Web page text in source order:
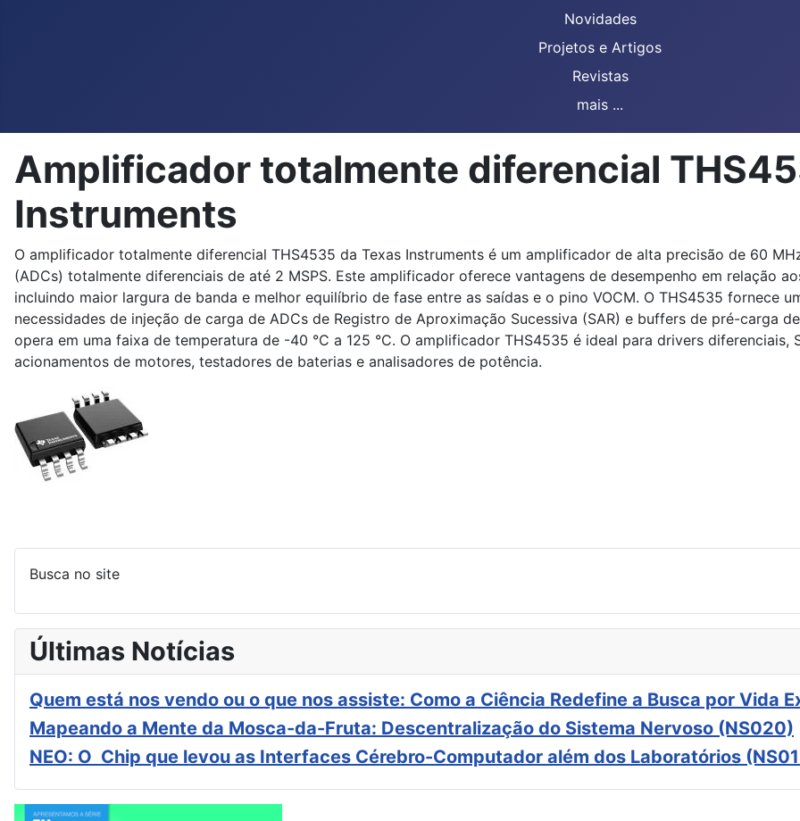
Novidades
Projetos e Artigos
Revistas
mais ...
Amplificador totalmente diferencial
Instruments
O amplificador totalmente diferencial THS4535 da Texas Instruments é um amplificador de alta precisão de 60
(ADCs) totalmente diferenciais de até 2 MSPS. Este amplificador oferece vantagens de desempenho em relação
incluindo maior largura de banda e melhor equilíbrio de fase entre as saídas e o pino VOCM. O THS4535 fornece
necessidades de injeção de carga de ADCs de Registro de Aproximação Sucessiva (SAR) e buffers de pré-carga
opera em uma faixa de temperatura de -40 °C a 125 °C. O amplificador THS4535 é ideal para drivers
acionamentos de motores, testadores de baterias e analisadores de potência.
Busca no site
Últimas Notícias
Quem está nos vendo ou o que nos assiste: Como a Ciência Redefine a Busca por Vida
Mapeando a Mente da Mosca-da-Fruta: Descentralização do Sistema Nervoso (NS020)
NEO: O Chip que levou as Interfaces Cérebro-Computador além dos Laboratórios